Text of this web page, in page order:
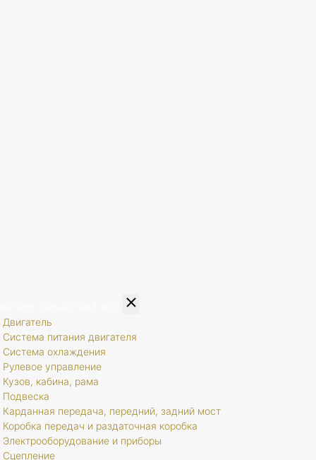
Двигатель
Система питания двигателя
Система охлаждения
Рулевое управление
Кузов, кабина, рама
Подвеска
Карданная передача, передний, задний мост
Коробка передач и раздаточная коробка
Электрооборудование и приборы
Сцепление